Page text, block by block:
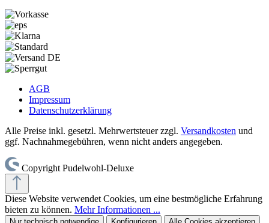
AGB
Impressum
Datenschutzerklärung
Alle Preise inkl. gesetzl. Mehrwertsteuer zzgl. Versandkosten und
ggf. Nachnahmegebühren, wenn nicht anders angegeben.
Copyright Pudelwohl-Deluxe
Diese Website verwendet Cookies, um eine bestmögliche Erfahrung
bieten zu können. Mehr Informationen ...